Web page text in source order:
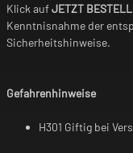
Klick aufJETZT
Kenntnisnahme der
Sicherheitshinweise.
Gefahrenhinweise
H301 Giftig bei